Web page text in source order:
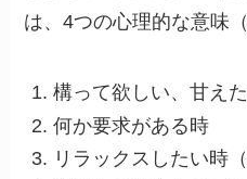
は、4つの心理的な意味
構って欲しい、甘え
何か要求がある時
リラックスしたい時